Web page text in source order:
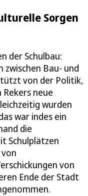
Sorgen
der Schulbau:
Bau- und
von der Politik,
neue
wurden
war indes ein
die
Schulplätzen
von
Ende der Stadt